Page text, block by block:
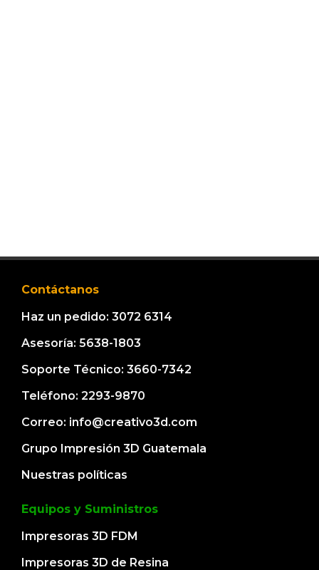
Contáctanos
Haz un pedido: 3072 6314
Asesoría: 5638-1803
Soporte Técnico: 3660-7342
Teléfono: 2293-9870
Correo: info@creativo3d.com
Grupo Impresión 3D Guatemala
Nuestras políticas
Equipos y Suministros
Impresoras 3D FDM
Impresoras 3D de Resina